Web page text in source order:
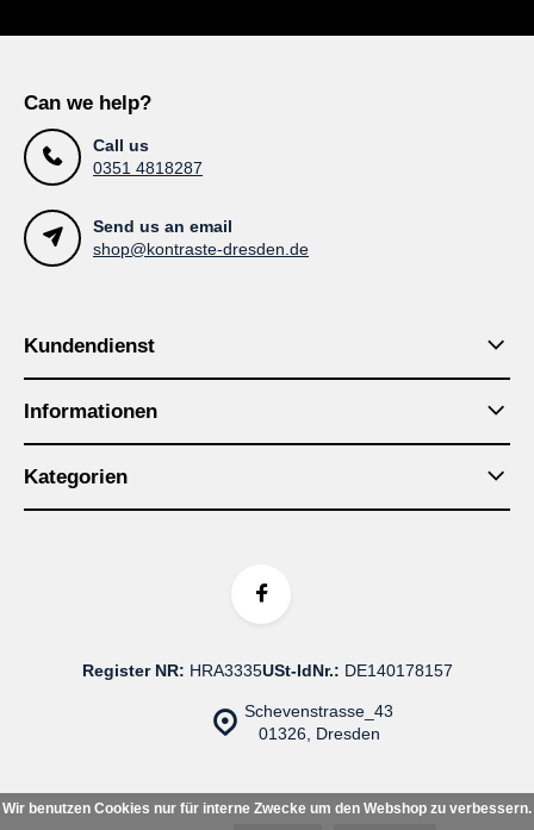
Can we help?
Call us
0351 4818287
Send us an email
shop@kontraste-dresden.de
Kundendienst
Informationen
Kategorien
Schevenstrasse_43
01326, Dresden
Register NR: HRA3335USt-IdNr.: DE140178157
Wir benutzen Cookies nur für interne Zwecke um den Webshop zu verbessern.